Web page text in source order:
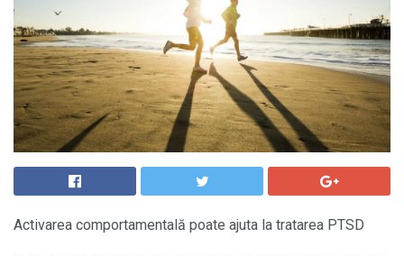
Activarea comportamentală poate ajuta la tratarea PTSD